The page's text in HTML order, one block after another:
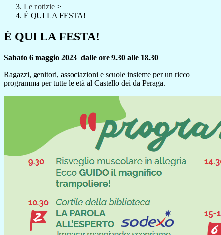
Le notizie >
È QUI LA FESTA!
È QUI LA FESTA!
Sabato 6 maggio 2023 dalle ore 9.30 alle 18.30
Ragazzi, genitori, associazioni e scuole insieme per un ricco
programma per tutte le età al Castello dei da Peraga.